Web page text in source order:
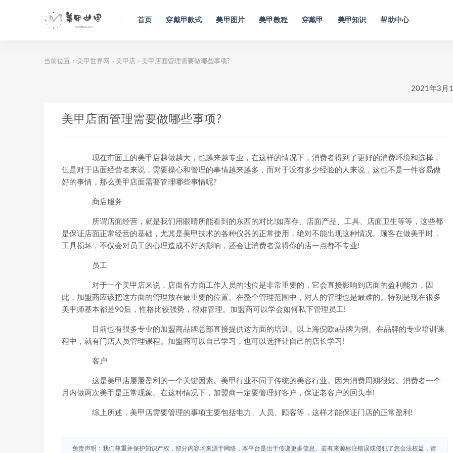
首页 穿戴甲款式 美甲图片 美甲教程 穿戴甲 美甲知识 帮助中心
当前位置： 美甲世界网 > 美甲店 > 美甲店面管理需要做哪些事项?
2021年3月
美甲店面管理需要做哪些事项?
现在市面上的美甲店越做越大，也越来越专业，在这样的情况下，消费者得到了更好的消费环境和选择，
但是对于店面经营者来说，需要操心和管理的事情越来越多，而对于没有多少经验的人来说，这也不是一件容易做
好的事情，那么美甲店面需要管理哪些事情呢?
商店服务
所谓店面经营，就是我们用眼睛所能看到的东西的对比!如库存、店面产品、工具、店面卫生等等，这些都
是保证店面正常经营的基础，尤其是美甲技术的各种仪器的正常使用，绝对不能出现这种情况。顾客在做美甲时，
工具损坏，不仅会对员工的心理造成不好的影响，还会让消费者觉得你的店一点都不专业!
员工
对于一个美甲店来说，店面各方面工作人员的地位是非常重要的，它会直接影响到店面的盈利能力，因
此，加盟商应该把这方面的管理放在最重要的位置。在整个管理范围中，对人的管理也是最难的。特别是现在很多
美甲师基本都是90后，性格比较强势，很难管理。加盟商可以学会如何私下管理员工!
目前也有很多专业的加盟商品牌总部直接提供这方面的培训。以上海倪欧a品牌为例。在品牌的专业培训课
程中，就有门店人员管理课程。加盟商可以自己学习，也可以选择让自己的店长学习!
客户
这是美甲店屡屡盈利的一个关键因素。美甲行业不同于传统的美容行业。因为消费周期很短。消费者一个
月内做两次美甲是正常现象。在这种情况下，加盟商一定要管理好客户，保证老客户的回头率!
综上所述，美甲店需要管理的事项主要包括电力、人员、顾客等，这样才能保证门店的正常盈利!
免责声明：我们尊重并保护知识产权，部分内容均来源于网络，本平台是出于传递更多信息、若有来源标注错误或侵犯了您合法权益，请